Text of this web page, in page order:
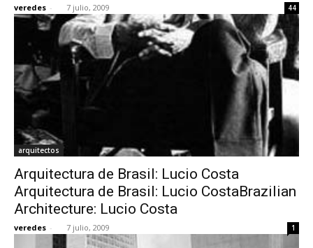
veredes - 7 julio, 2009 44
arquitectos
Arquitectura de Brasil: Lucio Costa
Arquitectura de Brasil: Lucio CostaBrazilian
Architecture: Lucio Costa
veredes - 7 julio, 2009 1